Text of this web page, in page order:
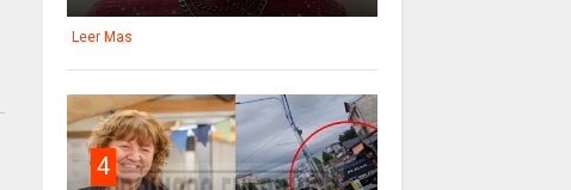
Leer Mas
4